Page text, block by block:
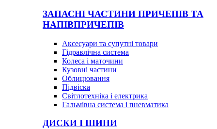
ЗАПАСНІ ЧАСТИНИ ПРИЧЕПІВ ТА
НАПІВПРИЧЕПІВ
Аксесуари та супутні товари
Гідравлічна система
Колеса і маточини
Кузовні частини
Облицювання
Підвіска
Світлотехніка і електрика
Гальмівна система і пневматика
ДИСКИ І ШИНИ